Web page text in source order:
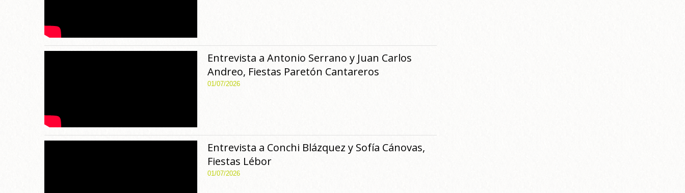
Entrevista a Antonio Serrano y Juan Carlos
Andreo, Fiestas Paretón Cantareros
01/07/2026
Entrevista a Conchi Blázquez y Sofía Cánovas,
Fiestas Lébor
01/07/2026